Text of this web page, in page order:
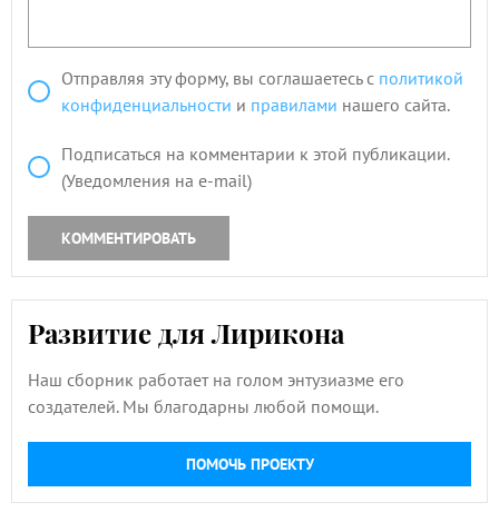
Отправляя эту форму, вы соглашаетесь с политикой
конфиденциальности и правилами нашего сайта.
Подписаться на комментарии к этой публикации.
(Уведомления на e-mail)
КОММЕНТИРОВАТЬ
Развитие для Лирикона
Наш сборник работает на голом энтузиазме его
создателей. Мы благодарны любой помощи.
ПОМОЧЬ ПРОЕКТУ